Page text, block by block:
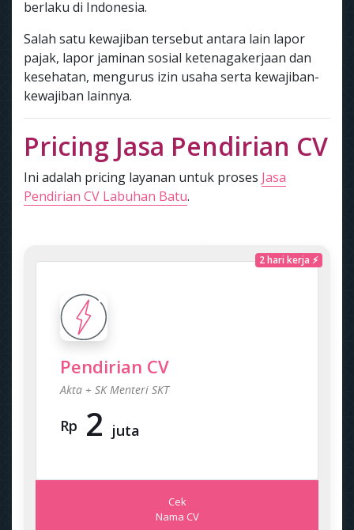
berlaku di Indonesia.
Salah satu kewajiban tersebut antara lain lapor
pajak, lapor jaminan sosial ketenagakerjaan dan
kesehatan, mengurus izin usaha serta kewajiban-
kewajiban lainnya.
Pricing Jasa Pendirian CV
Ini adalah pricing layanan untuk proses Jasa
Pendirian CV Labuhan Batu.
2 hari kerja ⚡
Pendirian CV
Akta + SK Menteri SKT
Rp 2 juta
Cek
Nama CV